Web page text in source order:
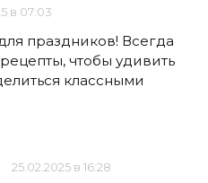
в 07:03
праздников! Всегда
чтобы удивить
классными
25.02.2025 в 16:28